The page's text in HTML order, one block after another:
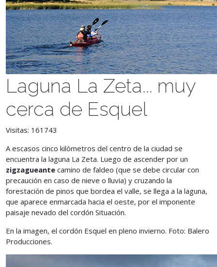
Laguna La Zeta... muy
cerca de Esquel
Visitas: 161743
A escasos cinco kilómetros del centro de la ciudad se
encuentra la laguna La Zeta. Luego de ascender por un
zigzagueante camino de faldeo (que se debe circular con
precaución en caso de nieve o lluvia) y cruzando la
forestación de pinos que bordea el valle, se llega a la laguna,
que aparece enmarcada hacia el oeste, por el imponente
paisaje nevado del cordón Situación.
En la imagen, el cordón Esquel en pleno invierno. Foto: Balero
Producciones.